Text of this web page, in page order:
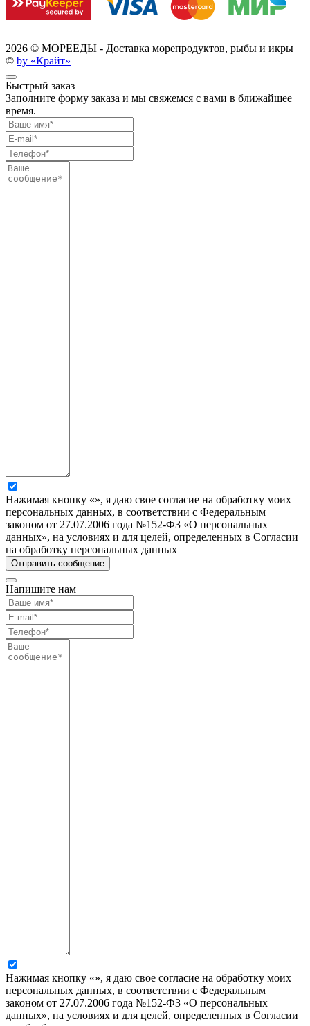
2026 © МОРЕЕДЫ - Доставка морепродуктов, рыбы и икры
© by «Крайт»
Быстрый заказ
Заполните форму заказа и мы свяжемся с вами в ближайшее
время.
Нажимая кнопку «», я даю свое согласие на обработку моих
персональных данных, в соответствии с Федеральным
законом от 27.07.2006 года №152-ФЗ «О персональных
данных», на условиях и для целей, определенных в Согласии
на обработку персональных данных
Напишите нам
Нажимая кнопку «», я даю свое согласие на обработку моих
персональных данных, в соответствии с Федеральным
законом от 27.07.2006 года №152-ФЗ «О персональных
данных», на условиях и для целей, определенных в Согласии